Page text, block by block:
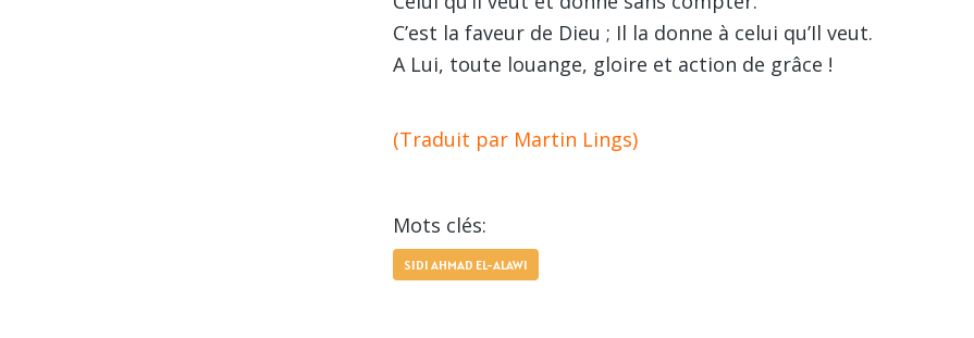
C’est la faveur de Dieu ; Il la donne à celui qu’Il veut.
A Lui, toute louange, gloire et action de grâce !
(Traduit par Martin Lings)
Mots clés:
SIDI AHMAD EL-ALAWI